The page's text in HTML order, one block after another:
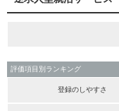
評価項目別ランキング
登録のしやすさ